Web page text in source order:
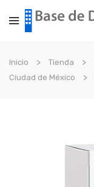
Inicio Tienda
Ciudad de México